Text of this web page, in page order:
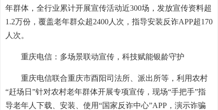
年群体，全行业累计开展宣传活动近300场，发放宣传资料超
1.2万份，覆盖老年群众超2400人次，指导安装反诈APP超170
人次。
重庆电信：多场景联动宣传，科技赋能银龄守护
重庆电信联合重庆市酉阳司法所、派出所等，利用农村
“赶场日”针对农村老年群体开展专项宣传，现场“手把手”指
导老年人下载、安装、使用“国家反诈中心”APP，演示诈骗